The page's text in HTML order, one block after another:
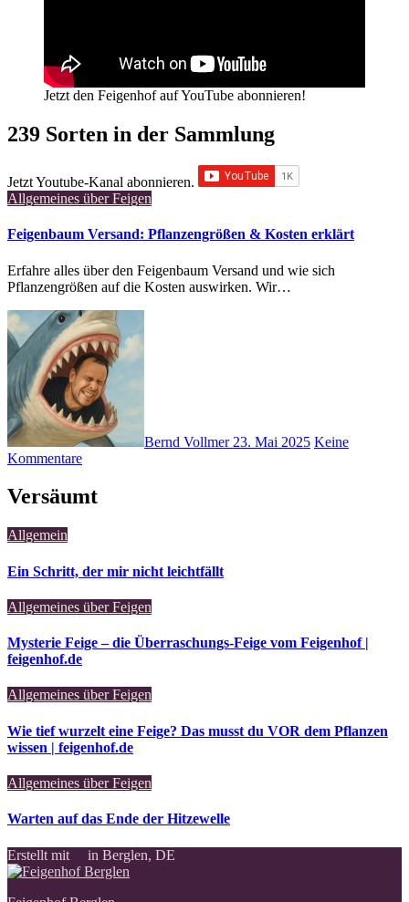
Jetzt den Feigenhof auf YouTube abonnieren!
239 Sorten in der Sammlung
Jetzt Youtube-Kanal abonnieren.
Allgemeines über Feigen
Feigenbaum Versand: Pflanzengrößen & Kosten erklärt
Erfahre alles über den Feigenbaum Versand und wie sich
Pflanzengrößen auf die Kosten auswirken. Wir…
Bernd Vollmer 23. Mai 2025 Keine
Kommentare
Versäumt
Allgemein
Ein Schritt, der mir nicht leichtfällt
Allgemeines über Feigen
Mysterie Feige – die Überraschungs-Feige vom Feigenhof |
feigenhof.de
Allgemeines über Feigen
Wie tief wurzelt eine Feige? Das musst du VOR dem Pflanzen
wissen | feigenhof.de
Allgemeines über Feigen
Warten auf das Ende der Hitzewelle
Erstellt mit in Berglen, DE